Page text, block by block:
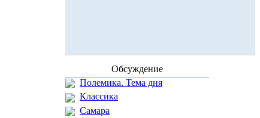
Обсуждение
Полемика. Тема дня
Классика
Самара